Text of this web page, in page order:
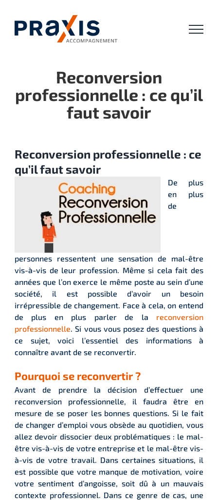
contenu
Reconversion
professionnelle : ce qu’il
faut savoir
Reconversion professionnelle : ce
qu’il faut savoir
De plus
en plus
de
personnes ressentent une sensation de mal-être
vis-à-vis de leur profession. Même si cela fait des
années que l’on exerce le même poste au sein d’une
société, il est possible d’avoir un besoin
irrépressible de changement. Face à cela, on entend
de plus en plus parler de la reconversion
professionnelle . Si vous vous posez des questions à
ce sujet, voici l’essentiel des informations à
connaître avant de se reconvertir.
Pourquoi se reconvertir ?
Avant de prendre la décision d’effectuer une
reconversion professionnelle, il faudra être en
mesure de se poser les bonnes questions. Si le fait
de changer d’emploi vous obsède au quotidien, vous
allez devoir dissocier deux problématiques : le mal-
être vis-à-vis de votre entreprise et le mal-être vis-
à-vis de votre travail. Dans certaines situations, il
est possible que votre manque de motivation, voire
votre sentiment d’angoisse, soit dû à un mauvais
contexte professionnel. Dans ce genre de cas, une